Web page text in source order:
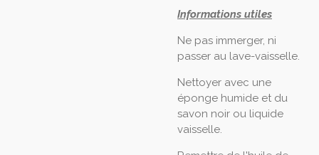
Informations utiles
Ne pas immerger, ni
passer au lave-vaisselle.
Nettoyer avec une
éponge humide et du
savon noir ou liquide
vaisselle.